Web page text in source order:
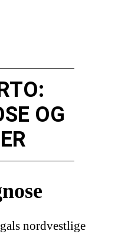
OG
nordvestlige